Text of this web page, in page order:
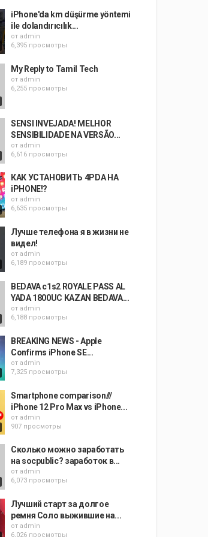
iPhone'da km düşürme yöntemi
ile dolandırıcılık...
от admin
6,395 просмотры
My Reply to Tamil Tech
от admin
6,255 просмотры
SENSI INVEJADA! MELHOR
SENSIBILIDADE NA VERSÃO...
от admin
6,616 просмотры
КАК УСТАНОВИТЬ 4PDA НА
iPHONE!?
от admin
6,635 просмотры
Лучше телефона я в жизни не
видел!
от admin
6,189 просмотры
BEDAVA c1s2 ROYALE PASS AL
YADA 1800UC KAZAN BEDAVA...
от admin
6,188 просмотры
BREAKING NEWS - Apple
Confirms iPhone SE...
от admin
7,325 просмотры
Smartphone comparison///
iPhone 12 Pro Max vs iPhone...
от admin
907 просмотры
Сколько можно заработать
на socpublic? заработок в...
от admin
6,073 просмотры
Лучший старт за долгое
ремня Соло выжившие на...
от admin
6,026 просмотры